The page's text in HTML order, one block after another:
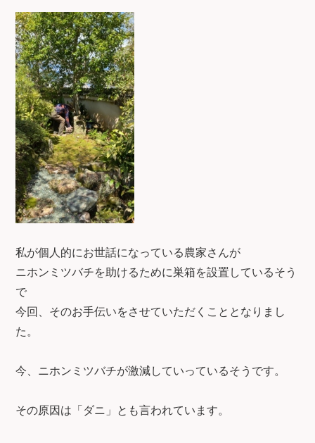
私が個人的にお世話になっている農家さんが
ニホンミツバチを助けるために巣箱を設置しているそう
で
今回、そのお手伝いをさせていただくこととなりまし
た。
今、ニホンミツバチが激減していっているそうです。
その原因は「ダニ」とも言われています。